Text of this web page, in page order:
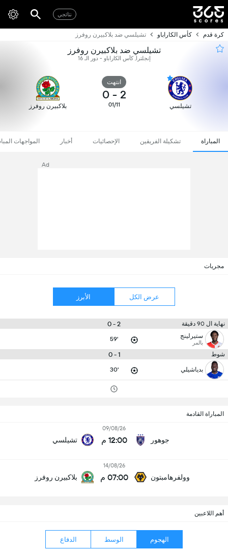
نتائجي
كرة قدم كأس الكاراباو تشيلسي ضد بلاكبيرن روفرز
تشيلسي ضد بلاكبيرن روفرز
إنجلترا, كأس الكاراباو - دور الـ 16
تشيلسي
انتهت
2
-
0
01/11 بلاكبيرن روفرز
المباراة تشكيلة الفريقين الإحصائيات أخبار المواجهات
Ad
مجريات
عرض الكل الأبرز
نهاية ال 90 دقيقة 2 - 0
ستيرلينج
بالمر 59'
شوط 1 - 0
بدياشيلي 30'
المباراة القادمة
جوهور
09/08/26
12:00 م تشيلسي
وولفرهامبتون
14/08/26
07:00 م بلاكبيرن روفرز
أهم اللاعبين
الهجوم الوسط الدفاع